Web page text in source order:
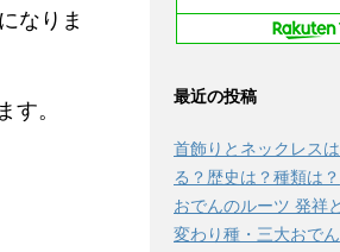
なりま
す。
最近の投稿
首飾りとネックレス
る？歴史は？種類は？
おでんのルーツ 発祥
変わり種・三大おでん